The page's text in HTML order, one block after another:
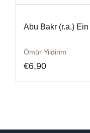
Abu Bakr (r.a.)
Ömür Yildirim
€6,90